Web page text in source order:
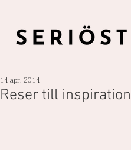
Reser till
14 apr. 2014